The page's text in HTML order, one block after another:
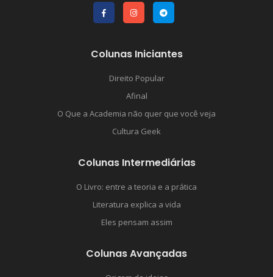
Colunas Iniciantes
Direito Popular
Afinal
O Que a Academia não quer que você veja
Cultura Geek
Colunas Intermediárias
O Livro: entre a teoria e a prática
Literatura explica a vida
Eles pensam assim
Colunas Avançadas